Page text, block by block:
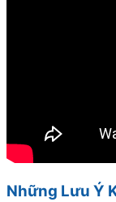
Những Lưu Ý